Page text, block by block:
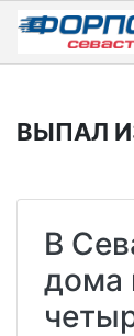
Skip
content
ВЫПАЛ
В
дома